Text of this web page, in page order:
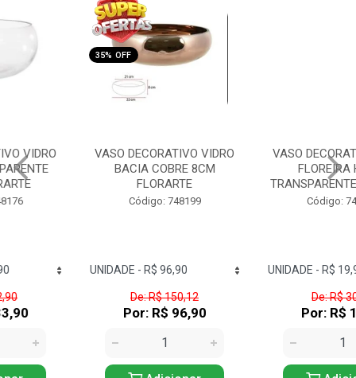
35% OFF
VASO DECORATIVO VIDRO
BACIA COBRE 8CM
Por: R$ 96,90
36% OFF
VASO DECORATIVO VIDRO
FLOREIRA HAITY
TRANSPARENTE FLORARTE
Por: R$ 19,90